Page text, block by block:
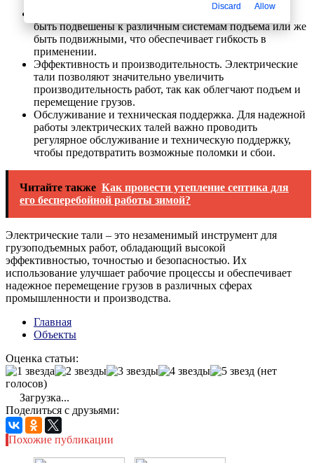
быть подвешены к различным системам подъема или же
быть подвижными, что обеспечивает гибкость в
применении.
Эффективность и производительность. Электрические
тали позволяют значительно увеличить
производительность работ, так как облегчают подъем и
перемещение грузов.
Обслуживание и техническая поддержка. Для надежной
работы электрических талей важно проводить
регулярное обслуживание и техническую поддержку,
чтобы предотвратить возможные поломки и сбои.
Читайте также Как провести утепление септика для
его бесперебойной работы зимой?
Электрические тали – это незаменимый инструмент для
грузоподъемных работ, обладающий высокой
эффективностью, точностью и безопасностью. Их
использование улучшает рабочие процессы и обеспечивает
надежное перемещение грузов в различных сферах
промышленности и производства.
Главная
Объекты
Оценка статьи:
(нет
голосов)
Загрузка...
Поделиться с друзьями:
Похожие публикации
Discard Allow